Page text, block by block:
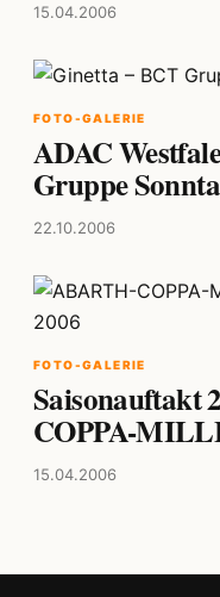
15.04.2006
FOTO-GALERIE
ADAC
Gruppe
22.10.2006
FOTO-GALERIE
Saisonauftakt
COPPA-
15.04.2006